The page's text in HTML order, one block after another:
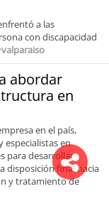
a las
con discapacidad
valparaiso
abordar
en
en el país,
especialistas en
para desarrollar
disposición final hacia
y tratamiento de